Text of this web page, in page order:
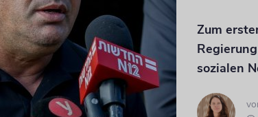
Zum
sozialen